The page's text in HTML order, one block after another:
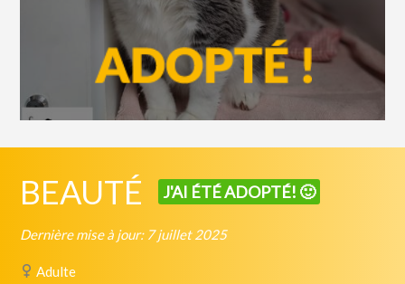
BEAUTÉ J'AI ÉTÉ ADOPTÉ! 🙂
Dernière mise à jour: 7 juillet 2025
Adulte